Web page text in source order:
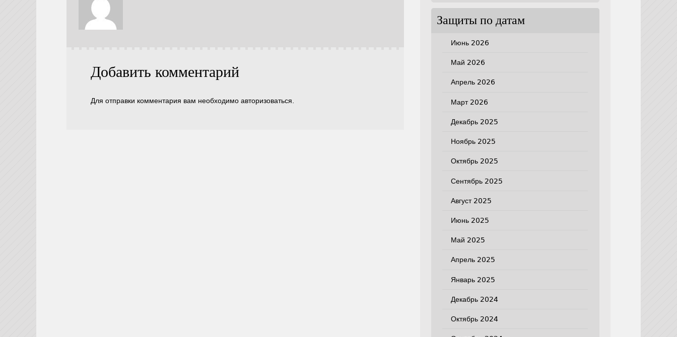
Добавить комментарий
Для отправки комментария вам необходимоавторизоваться
Защиты по датам
Июнь 2026
Май 2026
Апрель 2026
Март 2026
Декабрь 2025
Ноябрь 2025
Октябрь 2025
Сентябрь 2025
Август 2025
Июнь 2025
Май 2025
Апрель 2025
Январь 2025
Декабрь 2024
Октябрь 2024